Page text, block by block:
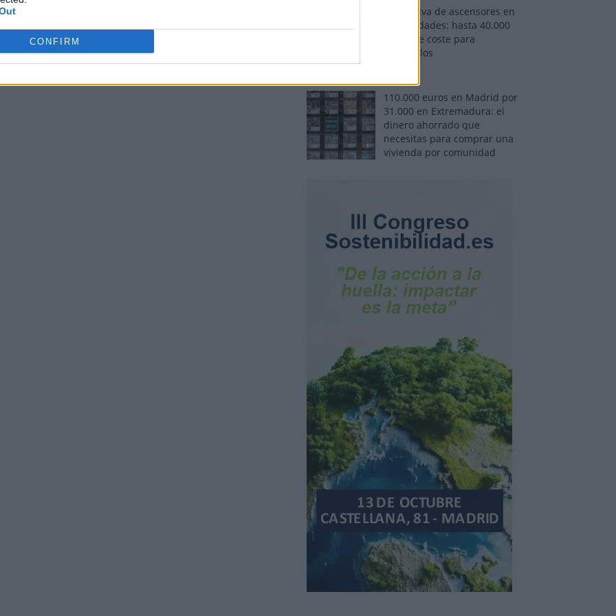
CONFIRM
Normativa de ascensores en
comunidades: hasta 40.000
euros de coste para
adaptarlos
110.000 euros en Madrid por
31.000 en Extremadura: el
dinero ahorrado que
necesitas para comprar una
vivienda por comunidad